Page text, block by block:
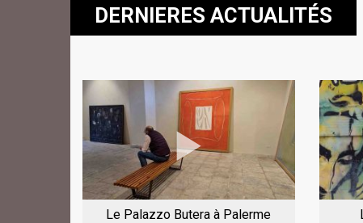
DERNIERES ACTUALITÉS
Le Palazzo Butera à Palerme